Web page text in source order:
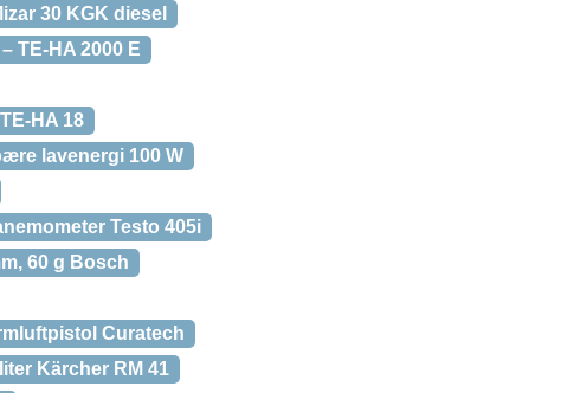
30 KGK diesel
TE-HA 2000 E
HA 18
lavenergi 100 W
Testo 405i
60 g Bosch
Curatech
Kärcher RM 41